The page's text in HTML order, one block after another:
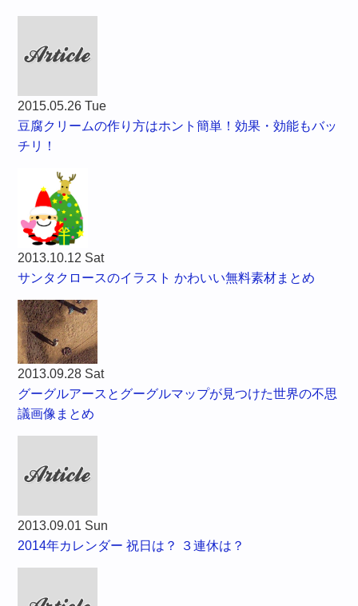
2015.05.26 Tue
豆腐クリームの作り方はホント簡単！効果・効能もバッ
チリ！
2013.10.12 Sat
サンタクロースのイラスト かわいい無料素材まとめ
2013.09.28 Sat
グーグルアースとグーグルマップが見つけた世界の不思
議画像まとめ
2013.09.01 Sun
2014年カレンダー 祝日は？ ３連休は？